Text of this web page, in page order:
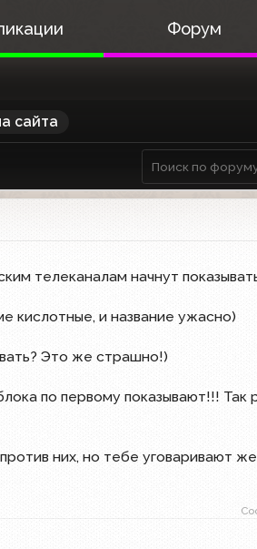
Форум
сайта
телеканалам начнут
кислотные, и название ужасно)
Это же страшно!)
по первому показывают!!!
них, но тебе уговаривают